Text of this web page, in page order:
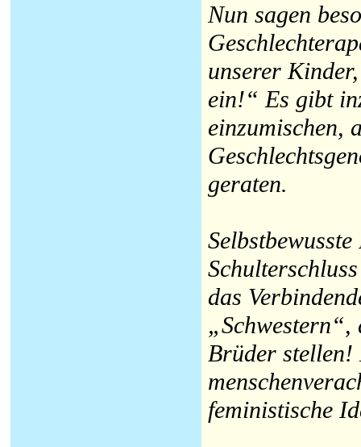
Nun sagen
unserer
ein!“ Es gibt
einzumischen,
geraten.
das
Brüder stellen!
feministische